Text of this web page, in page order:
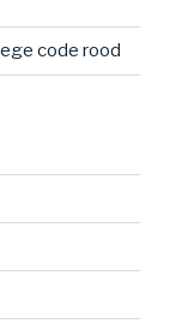
code rood